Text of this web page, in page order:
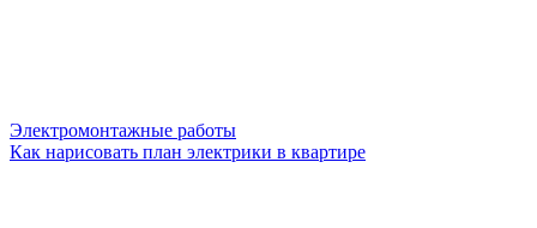
Электромонтажные работы
Как нарисовать план электрики в квартире